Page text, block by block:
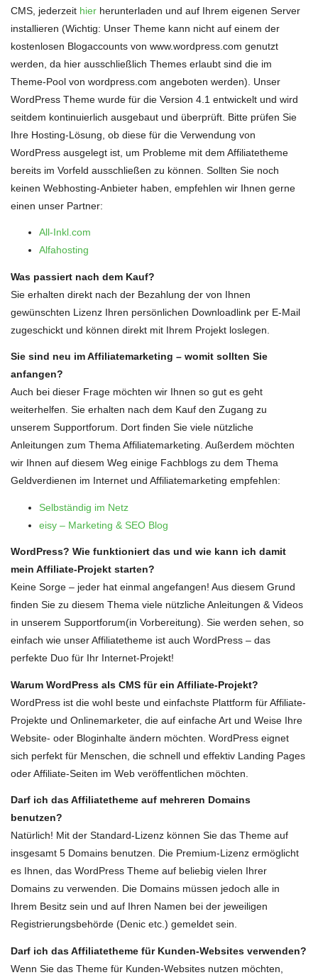
CMS, jederzeit hier herunterladen und auf Ihrem eigenen Server
installieren (Wichtig: Unser Theme kann nicht auf einem der
kostenlosen Blogaccounts von www.wordpress.com genutzt
werden, da hier ausschließlich Themes erlaubt sind die im
Theme-Pool von wordpress.com angeboten werden). Unser
WordPress Theme wurde für die Version 4.1 entwickelt und wird
seitdem kontinuierlich ausgebaut und überprüft. Bitte prüfen Sie
Ihre Hosting-Lösung, ob diese für die Verwendung von
WordPress ausgelegt ist, um Probleme mit dem Affiliatetheme
bereits im Vorfeld ausschließen zu können. Sollten Sie noch
keinen Webhosting-Anbieter haben, empfehlen wir Ihnen gerne
einen unser Partner:
All-Inkl.com
Alfahosting
Was passiert nach dem Kauf?
Sie erhalten direkt nach der Bezahlung der von Ihnen
gewünschten Lizenz Ihren persönlichen Downloadlink per E-Mail
zugeschickt und können direkt mit Ihrem Projekt loslegen.
Sie sind neu im Affiliatemarketing – womit sollten Sie
anfangen?
Auch bei dieser Frage möchten wir Ihnen so gut es geht
weiterhelfen. Sie erhalten nach dem Kauf den Zugang zu
unserem Supportforum. Dort finden Sie viele nützliche
Anleitungen zum Thema Affiliatemarketing. Außerdem möchten
wir Ihnen auf diesem Weg einige Fachblogs zu dem Thema
Geldverdienen im Internet und Affiliatemarketing empfehlen:
Selbständig im Netz
eisy – Marketing & SEO Blog
WordPress? Wie funktioniert das und wie kann ich damit
mein Affiliate-Projekt starten?
Keine Sorge – jeder hat einmal angefangen! Aus diesem Grund
finden Sie zu diesem Thema viele nützliche Anleitungen & Videos
in unserem Supportforum(in Vorbereitung). Sie werden sehen, so
einfach wie unser Affiliatetheme ist auch WordPress – das
perfekte Duo für Ihr Internet-Projekt!
Warum WordPress als CMS für ein Affiliate-Projekt?
WordPress ist die wohl beste und einfachste Plattform für Affiliate-
Projekte und Onlinemarketer, die auf einfache Art und Weise Ihre
Website- oder Bloginhalte ändern möchten. WordPress eignet
sich perfekt für Menschen, die schnell und effektiv Landing Pages
oder Affiliate-Seiten im Web veröffentlichen möchten.
Darf ich das Affiliatetheme auf mehreren Domains
benutzen?
Natürlich! Mit der Standard-Lizenz können Sie das Theme auf
insgesamt 5 Domains benutzen. Die Premium-Lizenz ermöglicht
es Ihnen, das WordPress Theme auf beliebig vielen Ihrer
Domains zu verwenden. Die Domains müssen jedoch alle in
Ihrem Besitz sein und auf Ihren Namen bei der jeweiligen
Registrierungsbehörde (Denic etc.) gemeldet sein.
Darf ich das Affiliatetheme für Kunden-Websites verwenden?
Wenn Sie das Theme für Kunden-Websites nutzen möchten,